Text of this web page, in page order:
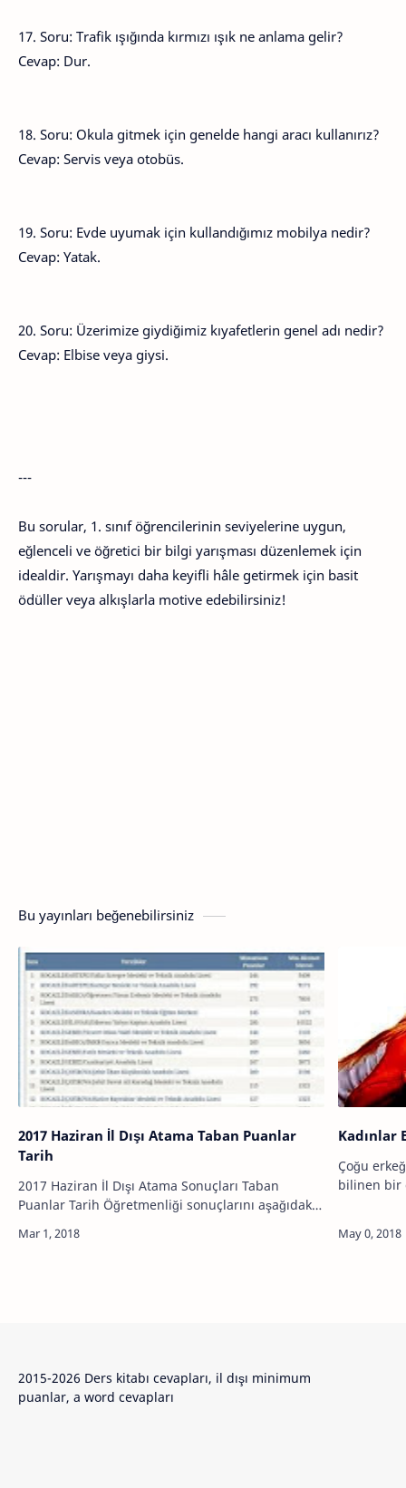
17. Soru: Trafik ışığında kırmızı ışık ne anlama gelir?
Cevap: Dur.
18. Soru: Okula gitmek için genelde hangi aracı kullanırız?
Cevap: Servis veya otobüs.
19. Soru: Evde uyumak için kullandığımız mobilya nedir?
Cevap: Yatak.
20. Soru: Üzerimize giydiğimiz kıyafetlerin genel adı nedir?
Cevap: Elbise veya giysi.
---
Bu sorular, 1. sınıf öğrencilerinin seviyelerine uygun,
eğlenceli ve öğretici bir bilgi yarışması düzenlemek için
idealdir. Yarışmayı daha keyifli hâle getirmek için basit
ödüller veya alkışlarla motive edebilirsiniz!
Bu yayınları beğenebilirsiniz
2017 Haziran İl Dışı Atama Taban Puanlar
Tarih
2017 Haziran İl Dışı Atama Sonuçları Taban
Puanlar Tarih Öğretmenliği sonuçlarını aşağıdaki
Tercihler Minumum Puanlar Min.…
Kadınlar
Çoğu
bilinen bir gerçek. Bir
2015-2026 Ders kitabı cevapları, il dışı minimum
puanlar, a word cevapları